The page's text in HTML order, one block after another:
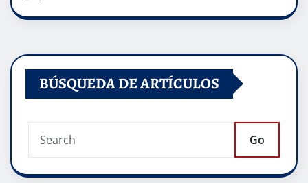
BÚSQUEDA DE ARTÍCULOS
Go